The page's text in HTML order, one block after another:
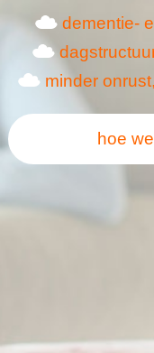
dementie-
minder
hoe